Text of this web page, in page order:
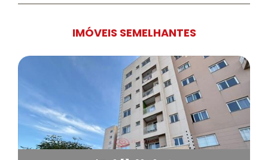
IMÓVEIS SEMELHANTES